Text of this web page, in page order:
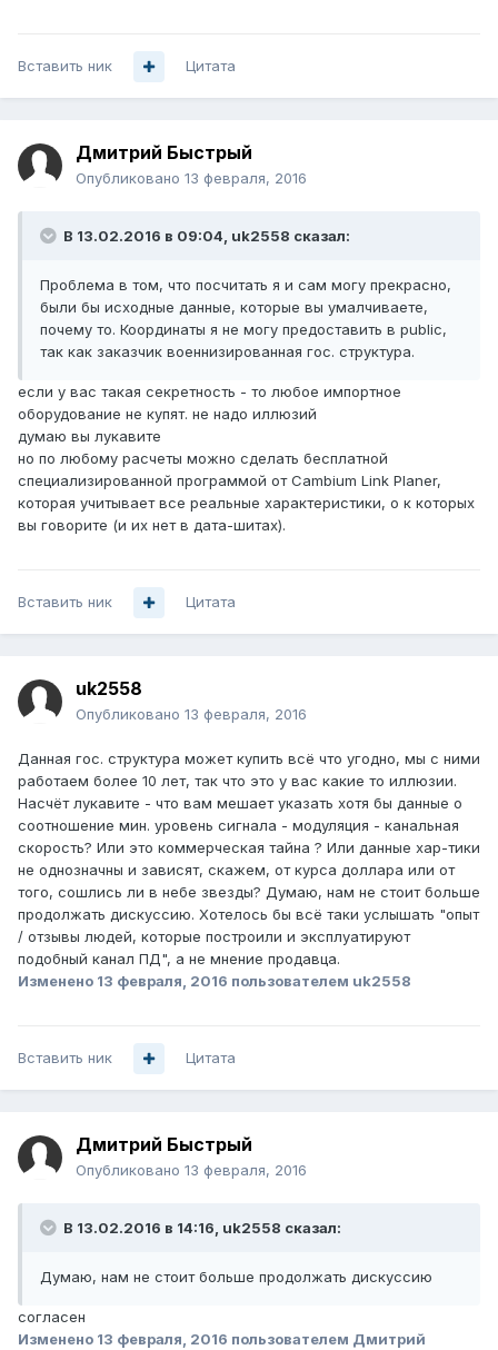
Вставить ник Цитата
Дмитрий Быстрый
Опубликовано 13 февраля, 2016
В 13.02.2016 в 09:04, uk2558 сказал:
Проблема в том, что посчитать я и сам могу прекрасно,
были бы исходные данные, которые вы умалчиваете,
почему то. Координаты я не могу предоставить в public,
так как заказчик военнизированная гос. структура.
если у вас такая секретность - то любое импортное
оборудование не купят. не надо иллюзий
думаю вы лукавите
но по любому расчеты можно сделать бесплатной
специализированной программой от Cambium Link Planer,
которая учитывает все реальные характеристики, о к которых
вы говорите (и их нет в дата-шитах).
Вставить ник Цитата
uk2558
Опубликовано 13 февраля, 2016
Данная гос. структура может купить всё что угодно, мы с ними
работаем более 10 лет, так что это у вас какие то иллюзии.
Насчёт лукавите - что вам мешает указать хотя бы данные о
соотношение мин. уровень сигнала - модуляция - канальная
скорость? Или это коммерческая тайна ? Или данные хар-тики
не однозначны и зависят, скажем, от курса доллара или от
того, сошлись ли в небе звезды? Думаю, нам не стоит больше
продолжать дискуссию. Хотелось бы всё таки услышать "опыт
/ отзывы людей, которые построили и эксплуатируют
подобный канал ПД", а не мнение продавца.
Изменено 13 февраля, 2016 пользователем uk2558
Вставить ник Цитата
Дмитрий Быстрый
Опубликовано 13 февраля, 2016
В 13.02.2016 в 14:16, uk2558 сказал:
Думаю, нам не стоит больше продолжать дискуссию
согласен
Изменено 13 февраля, 2016 пользователем Дмитрий